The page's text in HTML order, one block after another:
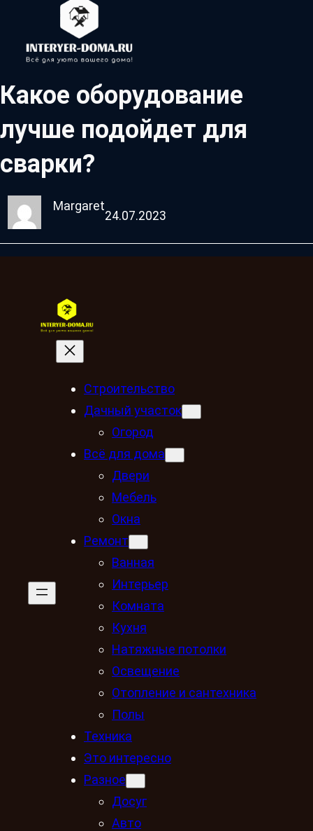
Какое оборудование
лучше подойдет для
сварки?
Margaret
24.07.2023
Строительство
Дачный участок
Огород
Всё для дома
Двери
Мебель
Окна
Ремонт
Ванная
Интерьер
Комната
Кухня
Натяжные потолки
Освещение
Отопление и сантехника
Полы
Техника
Это интересно
Разное
Досуг
Авто